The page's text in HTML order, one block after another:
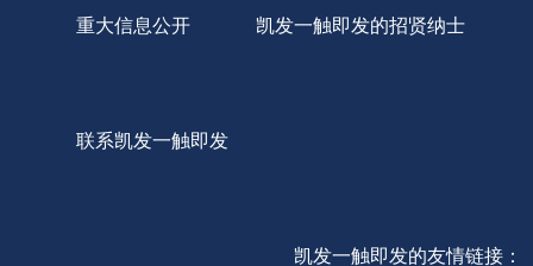
重大信息公开 凯发一触即发的招贤纳士
联系凯发一触即发
凯发一触即发的友情链接：